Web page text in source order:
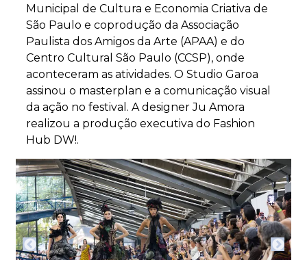
Municipal de Cultura e Economia Criativa de
São Paulo e coprodução da Associação
Paulista dos Amigos da Arte (APAA) e do
Centro Cultural São Paulo (CCSP), onde
aconteceram as atividades. O Studio Garoa
assinou o masterplan e a comunicação visual
da ação no festival. A designer Ju Amora
realizou a produção executiva do Fashion
Hub DW!.